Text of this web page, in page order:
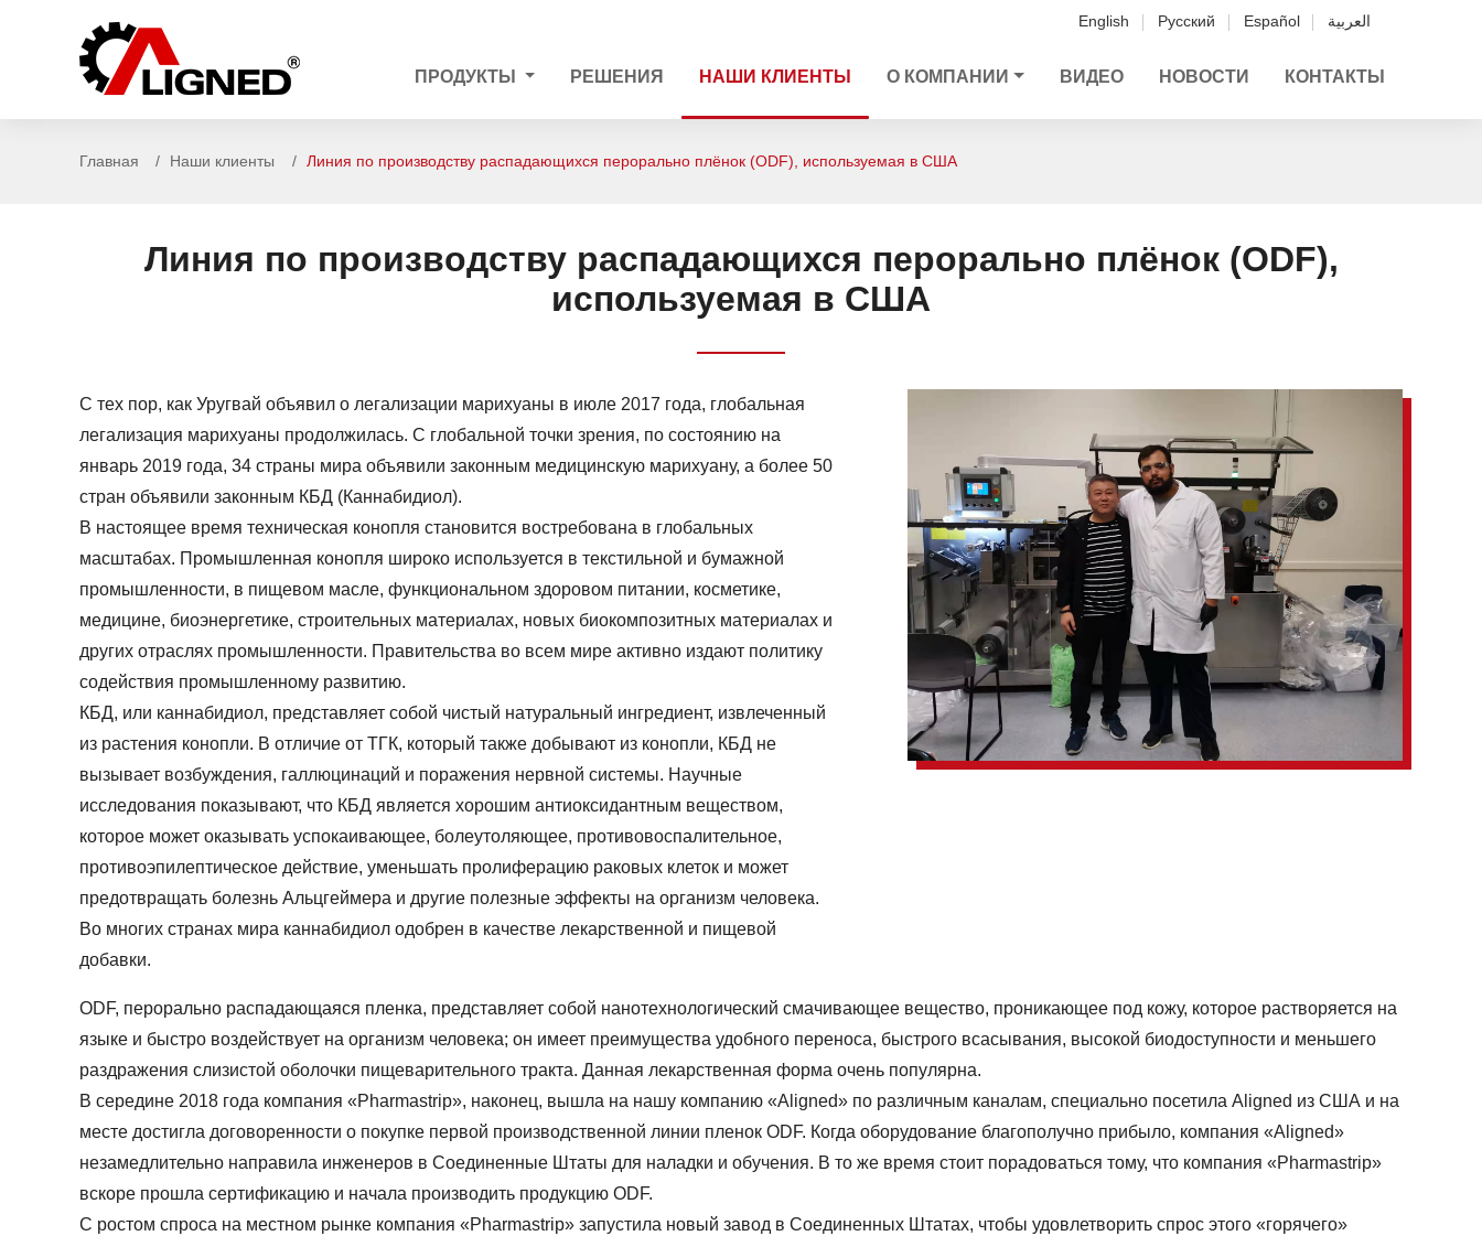
English Русский Español العربية
ПРОДУКТЫ РЕШЕНИЯ НАШИ КЛИЕНТЫ О КОМПАНИИ ВИДЕО НОВОСТИ КОНТАКТЫ
Главная Наши клиенты Линия по производству распадающихся перорально плёнок (ODF), используемая в США
Линия по производству распадающихся перорально плёнок (ODF),
используемая в США
С тех пор, как Уругвай объявил о легализации марихуаны в июле 2017 года, глобальная
легализация марихуаны продолжилась. С глобальной точки зрения, по состоянию на
январь 2019 года, 34 страны мира объявили законным медицинскую марихуану, а более 50
стран объявили законным КБД (Каннабидиол).
В настоящее время техническая конопля становится востребована в глобальных
масштабах. Промышленная конопля широко используется в текстильной и бумажной
промышленности, в пищевом масле, функциональном здоровом питании, косметике,
медицине, биоэнергетике, строительных материалах, новых биокомпозитных материалах и
других отраслях промышленности. Правительства во всем мире активно издают политику
содействия промышленному развитию.
КБД, или каннабидиол, представляет собой чистый натуральный ингредиент, извлеченный
из растения конопли. В отличие от ТГК, который также добывают из конопли, КБД не
вызывает возбуждения, галлюцинаций и поражения нервной системы. Научные
исследования показывают, что КБД является хорошим антиоксидантным веществом,
которое может оказывать успокаивающее, болеутоляющее, противовоспалительное,
противоэпилептическое действие, уменьшать пролиферацию раковых клеток и может
предотвращать болезнь Альцгеймера и другие полезные эффекты на организм человека.
Во многих странах мира каннабидиол одобрен в качестве лекарственной и пищевой
добавки.
ODF, перорально распадающаяся пленка, представляет собой нанотехнологический смачивающее вещество, проникающее под кожу, которое растворяется на
языке и быстро воздействует на организм человека; он имеет преимущества удобного переноса, быстрого всасывания, высокой биодоступности и меньшего
раздражения слизистой оболочки пищеварительного тракта. Данная лекарственная форма очень популярна.
В середине 2018 года компания «Pharmastrip», наконец, вышла на нашу компанию «Aligned» по различным каналам, специально посетила Aligned из США и на
месте достигла договоренности о покупке первой производственной линии пленок ODF. Когда оборудование благополучно прибыло, компания «Aligned»
незамедлительно направила инженеров в Соединенные Штаты для наладки и обучения. В то же время стоит порадоваться тому, что компания «Pharmastrip»
вскоре прошла сертификацию и начала производить продукцию ODF.
С ростом спроса на местном рынке компания «Pharmastrip» запустила новый завод в Соединенных Штатах, чтобы удовлетворить спрос этого «горячего»